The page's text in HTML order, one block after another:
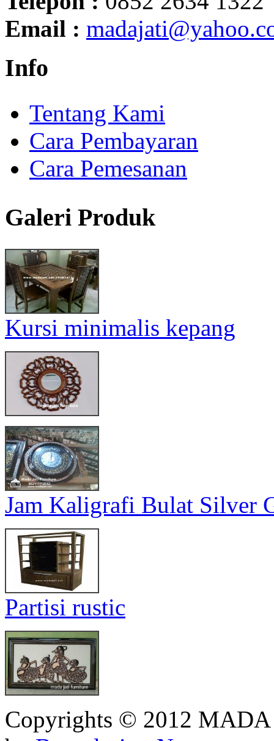
Email :
Info
Tentang Kami
Cara Pembayaran
Cara Pemesanan
Galeri Produk
Kursi minimalis kepang
Jam Kaligrafi Bulat Silver
Partisi rustic
Copyrights © 2012